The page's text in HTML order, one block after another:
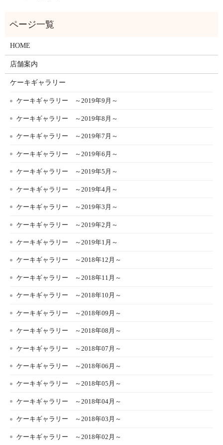
HOME
店舗案内
ケーキギャラリー
ケーキギャラリー ～2019年9月～
ケーキギャラリー ～2019年8月～
ケーキギャラリー ～2019年7月～
ケーキギャラリー ～2019年6月～
ケーキギャラリー ～2019年5月～
ケーキギャラリー ～2019年4月～
ケーキギャラリー ～2019年3月～
ケーキギャラリー ～2019年2月～
ケーキギャラリー ～2019年1月～
ケーキギャラリー ～2018年12月～
ケーキギャラリー ～2018年11月～
ケーキギャラリー ～2018年10月～
ケーキギャラリー ～2018年09月～
ケーキギャラリー ～2018年08月～
ケーキギャラリー ～2018年07月～
ケーキギャラリー ～2018年06月～
ケーキギャラリー ～2018年05月～
ケーキギャラリー ～2018年04月～
ケーキギャラリー ～2018年03月～
ケーキギャラリー ～2018年02月～